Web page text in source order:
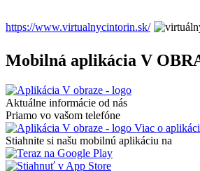
https://www.virtualnycintorin.sk/
Mobilná aplikácia V
Aktuálne informácie od nás
Priamo vo vašom telefóne
Viac o
Stiahnite si našu mobilnú aplikáciu na